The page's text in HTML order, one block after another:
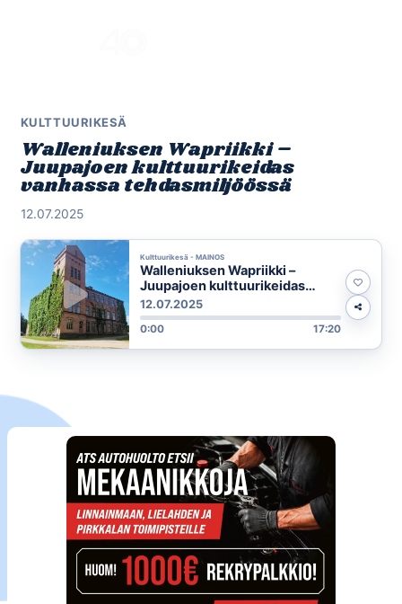
KULTTUURIKESÄ
Walleniuksen Wapriikki –
Juupajoen kulttuurikeidas
vanhassa tehdasmiljöössä
12.07.2025
Kulttuurikesä - MAINOS
Walleniuksen Wapriikki –
Juupajoen kulttuurikeidas
vanhassa tehdasmiljöössä
12.07.2025
0:00 17:20